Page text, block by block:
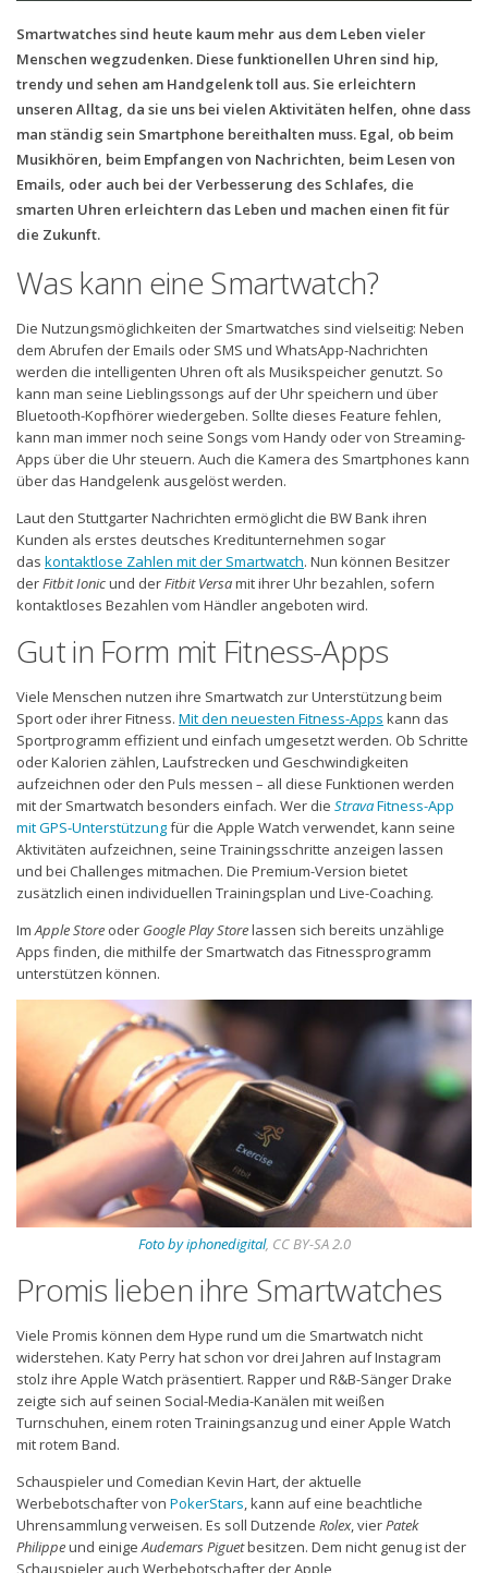
Mobilfunk-Tarifrechner
Flatrate-Datentarife
Smartwatches sind heute kaum mehr aus dem Leben vieler
Menschen wegzudenken. Diese funktionellen Uhren sind hip,
trendy und sehen am Handgelenk toll aus. Sie erleichtern
unseren Alltag, da sie uns bei vielen Aktivitäten helfen, ohne dass
man ständig sein Smartphone bereithalten muss. Egal, ob beim
Musikhören, beim Empfangen von Nachrichten, beim Lesen von
Emails, oder auch bei der Verbesserung des Schlafes, die
smarten Uhren erleichtern das Leben und machen einen fit für
die Zukunft.
Was kann eine Smartwatch?
Die Nutzungsmöglichkeiten der Smartwatches sind vielseitig: Neben
dem Abrufen der Emails oder SMS und WhatsApp-Nachrichten
werden die intelligenten Uhren oft als Musikspeicher genutzt. So
kann man seine Lieblingssongs auf der Uhr speichern und über
Bluetooth-Kopfhörer wiedergeben. Sollte dieses Feature fehlen,
kann man immer noch seine Songs vom Handy oder von Streaming-
Apps über die Uhr steuern. Auch die Kamera des Smartphones kann
über das Handgelenk ausgelöst werden.
Laut den Stuttgarter Nachrichten ermöglicht die BW Bank ihren
Kunden als erstes deutsches Kreditunternehmen sogar
das kontaktlose Zahlen mit der Smartwatch. Nun können Besitzer
derFitbit Ionicund derFitbit Versamit ihrer Uhr bezahlen, sofern
kontaktloses Bezahlen vom Händler angeboten wird.
Gut in Form mit Fitness-Apps
Viele Menschen nutzen ihre Smartwatch zur Unterstützung beim
Sport oder ihrer Fitness. Mit den neuesten Fitness-Apps kann das
Sportprogramm effizient und einfach umgesetzt werden. Ob Schritte
oder Kalorien zählen, Laufstrecken und Geschwindigkeiten
aufzeichnen oder den Puls messen – all diese Funktionen werden
mit der Smartwatch besonders einfach. Wer die StravaFitness-App
mit GPS-Unterstützungfür die Apple Watch verwendet, kann seine
Aktivitäten aufzeichnen, seine Trainingsschritte anzeigen lassen
und bei Challenges mitmachen. Die Premium-Version bietet
zusätzlich einen individuellen Trainingsplan und Live-Coaching.
ImApple Store oder Google Play Storelassen sich bereits unzählige
Apps finden, die mithilfe der Smartwatch das Fitnessprogramm
unterstützen können.
Foto by iphonedigital, CC BY-SA 2.0
Promis lieben ihre Smartwatches
Viele Promis können dem Hype rund um die Smartwatch nicht
widerstehen. Katy Perry hat schon vor drei Jahren auf Instagram
stolz ihre Apple Watch präsentiert. Rapper und R&B-Sänger Drake
zeigte sich auf seinen Social-Media-Kanälen mit weißen
Turnschuhen, einem roten Trainingsanzug und einer Apple Watch
mit rotem Band.
Schauspieler und Comedian Kevin Hart, der aktuelle
Werbebotschafter von PokerStars, kann auf eine beachtliche
Uhrensammlung verweisen. Es soll Dutzende Rolex, vierPatek
Philippeund einigeAudemars Piguetbesitzen. Dem nicht genug ist der
Schauspieler auch Werbebotschafter der Apple